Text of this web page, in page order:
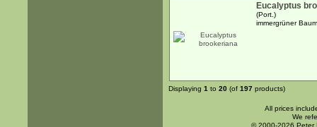
Eucalyptus
(Port.)
immergrüner
Displaying 1 to 20 (of 197 products)
All prices
We
© 2000-2026 Peter